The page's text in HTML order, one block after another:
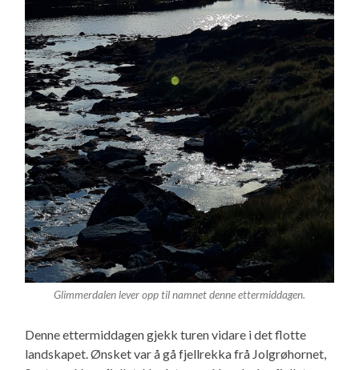
Glimmerdalen lever opp til namnet denne ettermiddagen.
Denne ettermiddagen gjekk turen vidare i det flotte
landskapet. Ønsket var å gå fjellrekka frå Jolgrøhornet,